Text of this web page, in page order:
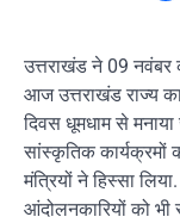
उत्तराखंड ने 09 नवंबर
आज उत्तराखंड राज्य
दिवस धूमधाम से
सांस्कृतिक
मंत्रियों ने हिस्सा
आंदोलनकारियों को